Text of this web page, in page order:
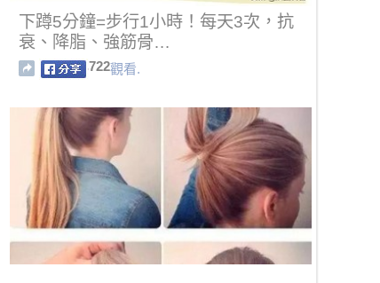
下蹲5分鐘=步行1小時！每天3次，抗
衰、降脂、強筋骨…
722觀看.